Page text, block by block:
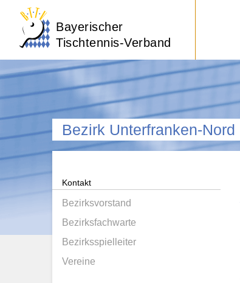
Bayerischer
Tischtennis-Verband
Bezirk Unterfranken-Nord
Kontakt
Bezirksvorstand
Bezirksfachwarte
Bezirksspielleiter
Vereine